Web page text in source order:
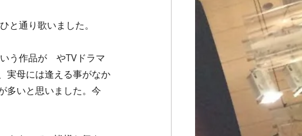
実母には逢える事がなか
多いと思いました。今